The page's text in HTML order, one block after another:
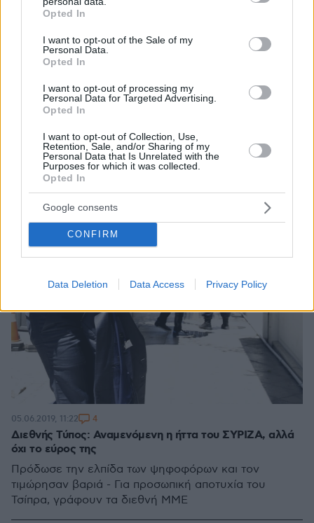
grant or deny consent to Google and its third-party tags to
use your data for below specified purposes in below Google
consent section.
Opted In
I want to opt-out of the Sale of my
Personal Data.
Opted In
I want to opt-out of processing my
Personal Data for Targeted Advertising.
Opted In
I want to opt-out of Collection, Use,
Retention, Sale, and/or Sharing of my
Personal Data that Is Unrelated with the
Purposes for which it was collected.
Opted In
Google consents
CONFIRM
Data Deletion Data Access Privacy Policy
Καθυστερήσεις επηρέασαν τη μεσαία τάξη, αλλά την
ο υπουργός Ψηφιακής Πολιτικής - Χατζηδάκης για το
αφορολόγητο: Δεν θα νομιμοποιήσουμε διαδικασία
Διεθνής Τύπος: Αναμενόμενη η ήττα του ΣΥΡΙΖΑ, αλλά
όχι το εύρος της
Πρόδωσε την ελπίδα των ψηφοφόρων και τον
τιμώρησαν βαριά - Για προσωπική αποτυχία του
Τσίπρα, γράφουν τα διεθνή ΜΜΕ
05.06.2019, 11:22 4